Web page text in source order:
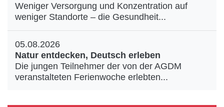
Weniger Versorgung und Konzentration auf
weniger Standorte – die Gesundheit...
05.08.2026
Natur entdecken, Deutsch erleben
Die jungen Teilnehmer der von der AGDM
veranstalteten Ferienwoche erlebten...